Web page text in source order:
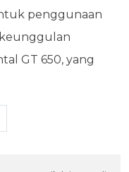
penggunaan
GT 650, yang